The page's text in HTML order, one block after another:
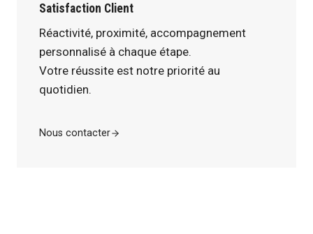
Satisfaction Client
Réactivité, proximité, accompagnement
personnalisé à chaque étape.
Votre réussite est notre priorité au
quotidien.
Nous contacter